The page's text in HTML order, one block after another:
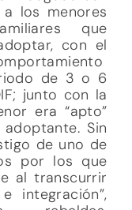
los menores
que
con el
de 3 o 6
junto con la
era “apto”
Sin
de uno de
por los que
al transcurrir
integración”,